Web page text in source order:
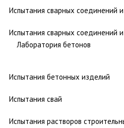
Испытания сварных соединений
Испытания сварных соединений
Лаборатория бетонов
Испытания бетонных изделий
Испытания свай
Испытания растворов